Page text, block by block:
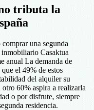
tributa la
una segunda
Casaktua
anual La demanda de
el 49% de estos
del alquiler su
60% aspira a realizarla
o por disfrute, siempre
residencia.